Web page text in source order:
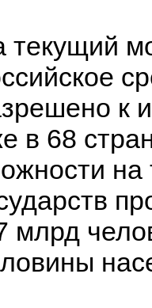
текущий
к
в 68
на
млрд